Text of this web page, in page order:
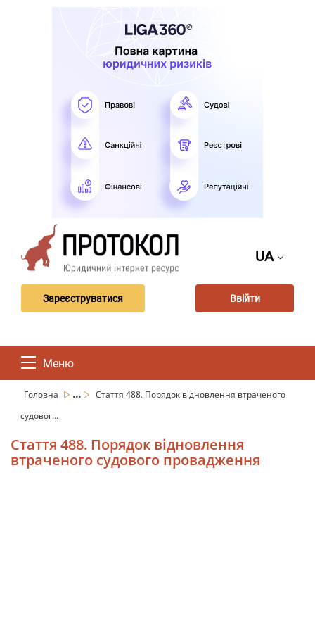
UA
Зареєструватися Ввійти
Меню
Головна ...
Стаття 488. Порядок відновлення втраченого
судовог...
Стаття 488. Порядок відновлення
втраченого судового провадження